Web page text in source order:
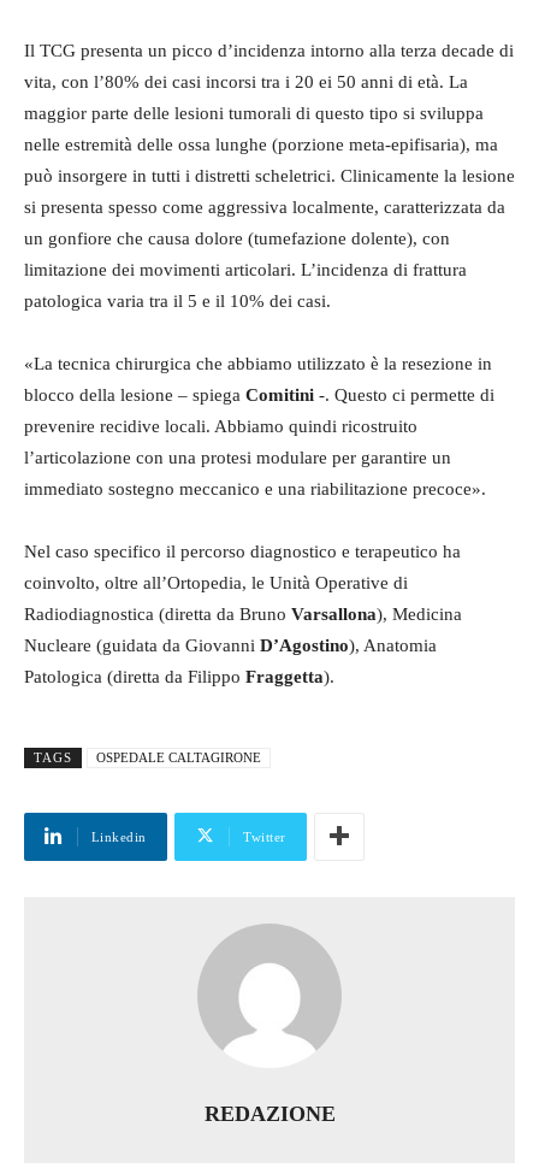
Il TCG presenta un picco d’incidenza intorno alla terza decade di
vita, con l’80% dei casi incorsi tra i 20 ei 50 anni di età. La
maggior parte delle lesioni tumorali di questo tipo si sviluppa
nelle estremità delle ossa lunghe (porzione meta-epifisaria), ma
può insorgere in tutti i distretti scheletrici. Clinicamente la lesione
si presenta spesso come aggressiva localmente, caratterizzata da
un gonfiore che causa dolore (tumefazione dolente), con
limitazione dei movimenti articolari. L’incidenza di frattura
patologica varia tra il 5 e il 10% dei casi.
«La tecnica chirurgica che abbiamo utilizzato è la resezione in
blocco della lesione – spiega Comitini -. Questo ci permette di
prevenire recidive locali. Abbiamo quindi ricostruito
l’articolazione con una protesi modulare per garantire un
immediato sostegno meccanico e una riabilitazione precoce».
Nel caso specifico il percorso diagnostico e terapeutico ha
coinvolto, oltre all’Ortopedia, le Unità Operative di
Radiodiagnostica (diretta da Bruno Varsallona), Medicina
Nucleare (guidata da Giovanni D’Agostino), Anatomia
Patologica (diretta da Filippo Fraggetta).
TAGS OSPEDALE CALTAGIRONE
Linkedin Twitter
REDAZIONE